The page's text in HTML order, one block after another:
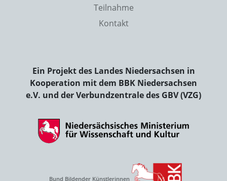
Teilnahme
Kontakt
Ein Projekt des Landes Niedersachsen in
Kooperation mit dem BBK Niedersachsen
e.V. und der Verbundzentrale des GBV (VZG)
Bund Bildender Künstlerinnen